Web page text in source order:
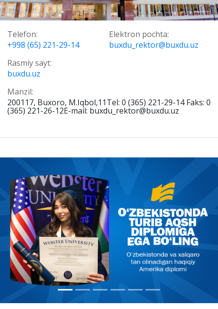
Telefon:
+998 (65) 221-29-14
Elektron pochta:
buxdu_rektor@buxdu.uz
Rasmiy sayt:
buxdu.uz
Manzil:
200117, Buxoro, M.Iqbol,11Tel: 0 (365) 221-29-14 Faks: 0
(365) 221-26-12E-mail: buxdu_rektor@buxdu.uz